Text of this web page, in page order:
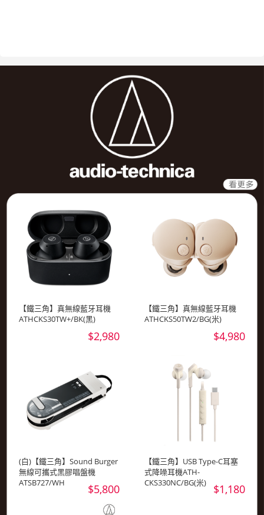
【鐵三角】真無線藍牙耳機
ATHCKS30TW+/BK(黑)
$2,980
【鐵三角】真無線藍牙耳機
ATHCKS50TW2/BG(米)
$4,980
(白)【鐵三角】Sound Burger
無線可攜式黑膠唱盤機
ATSB727/WH
$5,800
【鐵三角】USB Type-C耳塞
式降噪耳機ATH-
CKS330NC/BG(米)
$1,180